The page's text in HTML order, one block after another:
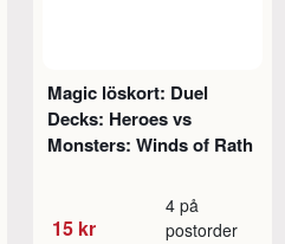
Magic löskort: Duel
Decks: Heroes vs
Monsters: Winds of Rath
15 kr
4 på
postorder